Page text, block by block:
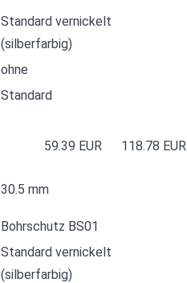
Standard vernickelt
(silberfarbig)
ohne
Standard
59.39 EUR 118.78 EUR
30.5 mm
Bohrschutz BS01
Standard vernickelt
(silberfarbig)